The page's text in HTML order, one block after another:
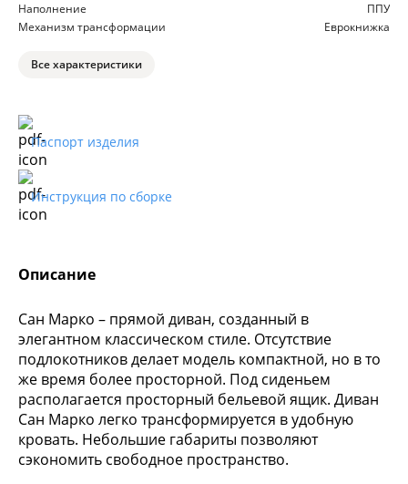
Описание
Сан Марко – прямой диван, созданный в
элегантном классическом стиле. Отсутствие
подлокотников делает модель компактной, но в то
же время более просторной. Под сиденьем
располагается просторный бельевой ящик. Диван
Сан Марко легко трансформируется в удобную
кровать. Небольшие габариты позволяют
сэкономить свободное пространство.
Наполнение
ППУ
Механизм трансформации
Еврокнижка
Все характеристики
Паспорт изделия
Инструкция по сборке